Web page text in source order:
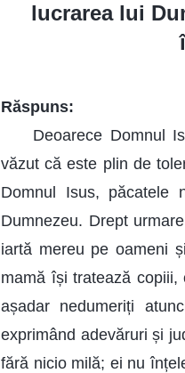
lucrarea lui
Răspuns:
Deoarece Domnul
văzut că este plin de
Domnul Isus,
Dumnezeu. Drept
iartă mereu pe oameni
mamă își tratează
așadar nedumeriți
exprimând adevăruri și
fără nicio milă; ei nu